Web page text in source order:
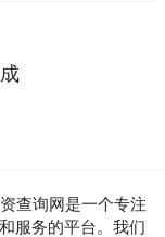
查询网是一个专注
服务的平台。我们